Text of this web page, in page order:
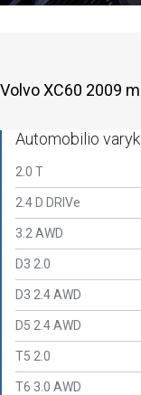
Volvo XC60 2009
Automobilio
2.0 T
2.4 D DRIVe
3.2 AWD
D3 2.0
D3 2.4 AWD
D5 2.4 AWD
T5 2.0
T6 3.0 AWD